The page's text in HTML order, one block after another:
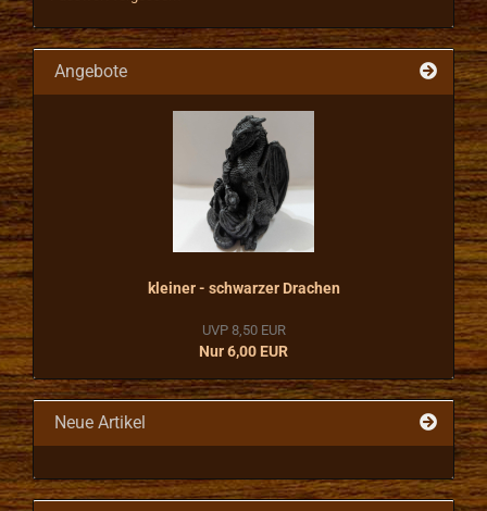
Angebote
kleiner - schwarzer Drachen
UVP 8,50 EUR
Nur 6,00 EUR
Neue Artikel